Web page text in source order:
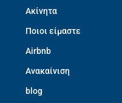
Ακίνητα
Ποιοι είμαστε
Airbnb
Ανακαίνιση
blog